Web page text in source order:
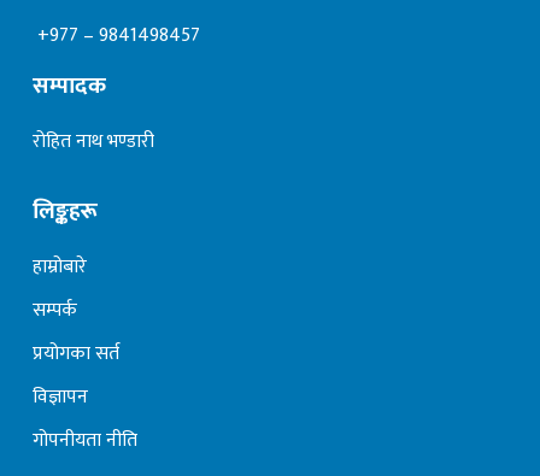
+977 – 9841498457
सम्पादक
रोहित नाथ भण्डारी
लिङ्कहरू
हाम्रोबारे
सम्पर्क
प्रयोगका सर्त
विज्ञापन
गोपनीयता नीति